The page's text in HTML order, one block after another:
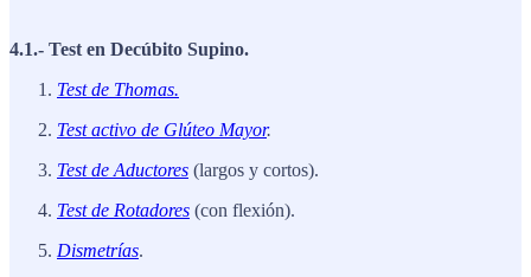
4.1.- Test en Decúbito Supino.
Test de Thomas.
Test activo de Glúteo Mayor.
Test de Aductores (largos y cortos).
Test de Rotadores (con flexión).
Dismetrías.